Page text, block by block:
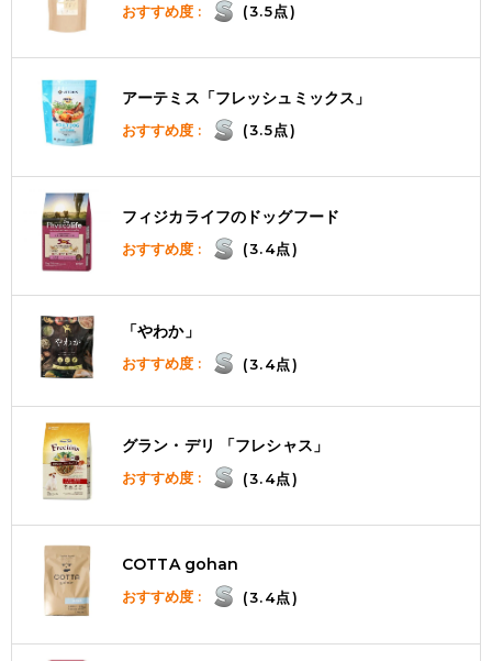
おすすめ度 : (3.5点)
アーテミス「フレッシュミックス」
おすすめ度 : (3.5点)
フィジカライフのドッグフード
おすすめ度 : (3.4点)
「やわか」
おすすめ度 : (3.4点)
グラン・デリ 「フレシャス」
おすすめ度 : (3.4点)
COTTA gohan
おすすめ度 : (3.4点)